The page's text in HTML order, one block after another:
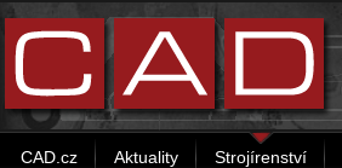
CAD.cz Aktuality Strojírenství